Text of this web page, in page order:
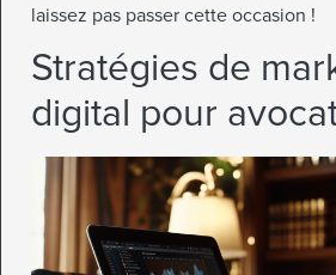
laissez pas passer cette occasion !
Stratégies de
digital pour